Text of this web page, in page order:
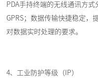
PDA手持终端的无线通讯方式
GPRS；数据传输快捷稳定，
对数据实时处理的要求。
4、工业防护等级（IP）